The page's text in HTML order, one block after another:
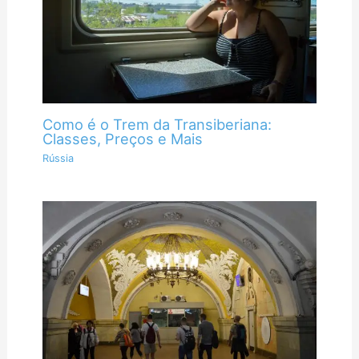
Como é o Trem da Transiberiana:
Classes, Preços e Mais
Rússia